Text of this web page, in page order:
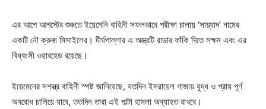
এর আগে আগস্টের শুরুতে ইয়েমেনি বাহিনী সফলভাবে পরীক্ষা চালায় ‘সায়্যাদ’ নামের
একটি নৌ ক্রুজ মিসাইলের। দীর্ঘপাল্লার এ অস্ত্রটি রাডার ফাঁকি দিতে সক্ষম এবং এর
বিধ্বংসী ওয়ারহেড রয়েছে।
ইয়েমেনের সশস্ত্র বাহিনী স্পষ্ট জানিয়েছে, যতদিন ইসরায়েল গাজায় যুদ্ধ ও প্রায় পূর্ণ
অবরোধ চালিয়ে যাবে, ততদিন তারা এই পাল্টা হামলা অব্যাহত রাখবে।